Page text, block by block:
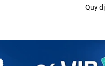
Quy